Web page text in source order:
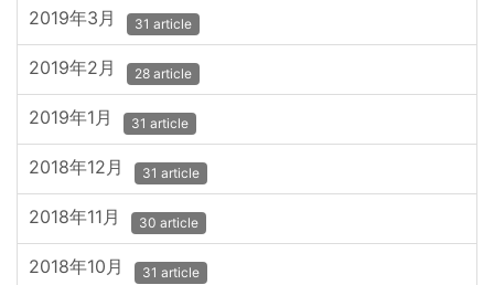
2019年3月 31 article
2019年2月 28 article
2019年1月 31 article
2018年12月 31 article
2018年11月 30 article
2018年10月 31 article